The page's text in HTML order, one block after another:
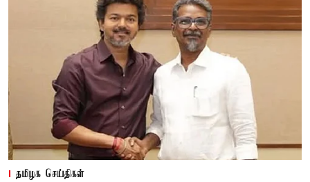
தமிழக செய்திகள்